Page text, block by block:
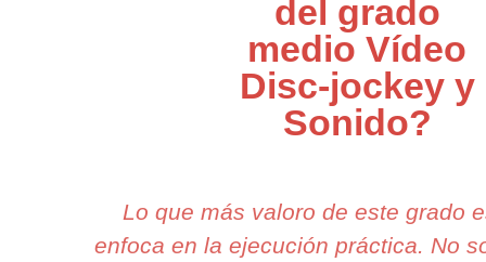
del grado
medio Vídeo
Disc-jockey y
Sonido?
Lo que más valoro de este grado
enfoca en la ejecución práctica. No